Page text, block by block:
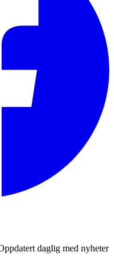
daglig med nyheter